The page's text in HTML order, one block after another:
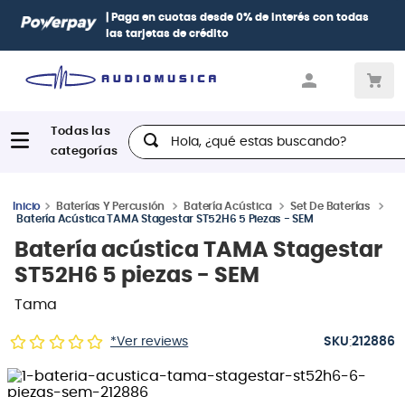
Paga conhasta 12 cuotas sin intereses con tarjetasBCP Visa,
Diners, BBVA e Interbank
Hola, ¿qué estas buscando?
Baterías Y Percusión Batería Acústica
Set De Baterías
Batería Acústica TAMA Stagestar ST52H6 5 Piezas - SEM
Batería acústica TAMA Stagestar
ST52H6 5 piezas - SEM
Tama
*Ver reviews :212886